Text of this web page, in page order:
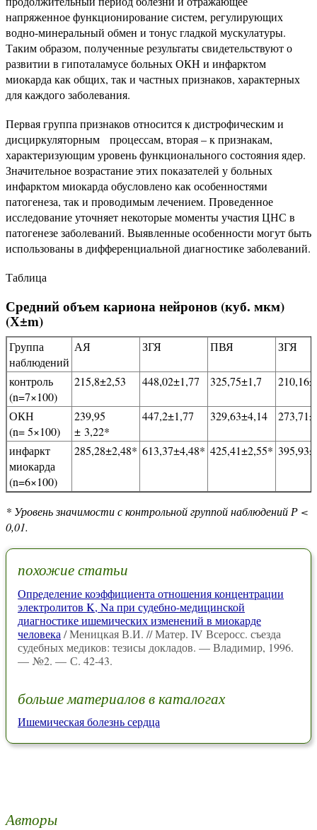
напряженное функционирование систем, регулирующих
водно-минеральный обмен и тонус гладкой мускулатуры.
Таким образом, полученные результаты свидетельствуют о
развитии в гипоталамусе больных ОКН и инфарктом
миокарда как общих, так и частных признаков, характерных
для каждого заболевания.
Первая группа признаков относится к дистрофическим и
дисциркуляторным процессам, вторая – к признакам,
характеризующим уровень функционального состояния ядер.
Значительное возрастание этих показателей у больных
инфарктом миокарда обусловлено как особенностями
патогенеза, так и проводимым лечением. Проведенное
исследование уточняет некоторые моменты участия ЦНС в
патогенезе заболеваний. Выявленные особенности могут быть
использованы в дифференциальной диагностике заболеваний.
Таблица
Средний объем кариона нейронов (куб. мкм)
(Х±m)
Группа
наблюдений
АЯ ЗГЯ ПВЯ ЗГЯ
контроль
(n=7×100)
215,8±2,53 448,02±1,77 325,75±1,7
ОКН
(n= 5×100)
239,95
± 3,22*
447,2±1,77 329,63±4,14
инфаркт
миокарда
(n=6×100)
285,28±2,48* 613,37±4,48* 425,41±2,55*
* Уровень значимости с контрольной группой наблюдений Р <
0,01.
похожие статьи
Определение коэффициента отношения концентрации
электролитов K, Na при судебно-медицинской
диагностике ишемических изменений в миокарде
человека / Меницкая В.И. // Матер. IV Всеросс. съезда
судебных медиков: тезисы докладов. — Владимир, 1996.
— №2. — С. 42-43.
больше материалов в каталогах
Ишемическая болезнь сердца
Авторы